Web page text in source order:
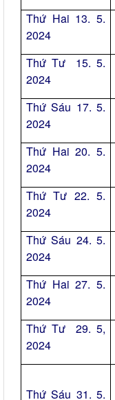
Thứ Hai 13. 5.
2024
Thứ Tư 15. 5.
2024
Thứ Sáu 17. 5.
2024
Thứ Hai 20. 5.
2024
Thứ Tư 22. 5.
2024
Thứ Sáu 24. 5.
2024
Thứ Hai 27. 5.
2024
Thứ Tư 29. 5,
2024
Thứ Sáu 31. 5.